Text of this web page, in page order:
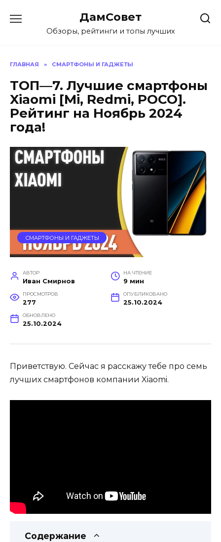
содержанию
ДамСовет
Обзоры, рейтинги и топы лучших
ГЛАВНАЯ » СМАРТФОНЫ И ГАДЖЕТЫ
ТОП—7. Лучшие смартфоны
Xiaomi [Mi, Redmi, POCO].
Рейтинг на Ноябрь 2024
года!
СМАРТФОНЫ И ГАДЖЕТЫ
АВТОР
Иван Смирнов
НА ЧТЕНИЕ
9 мин
ПРОСМОТРОВ
277
ОПУБЛИКОВАНО
25.10.2024
ОБНОВЛЕНО
25.10.2024
Приветствую. Сейчас я расскажу тебе про семь
лучших смартфонов компании Xiaomi.
Содержание